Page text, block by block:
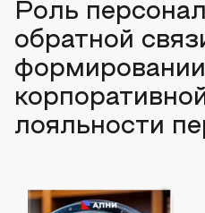
Роль
обратной
формировании
лояльности